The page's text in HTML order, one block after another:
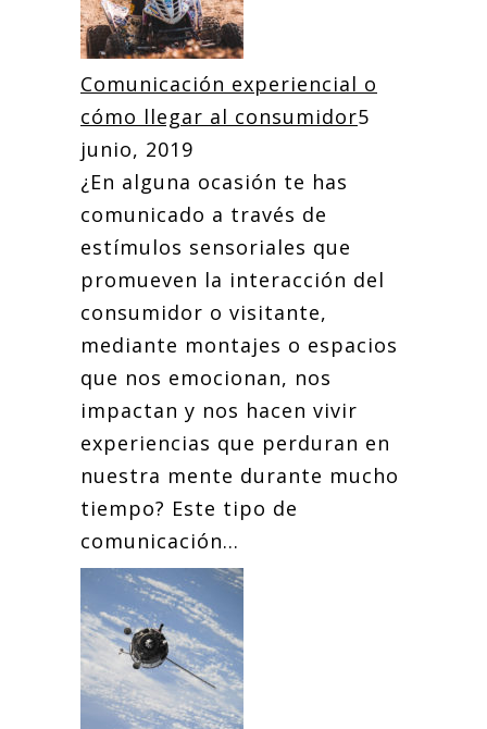
Comunicación experiencial o
cómo llegar al consumidor5
junio, 2019
¿En alguna ocasión te has
comunicado a través de
estímulos sensoriales que
promueven la interacción del
consumidor o visitante,
mediante montajes o espacios
que nos emocionan, nos
impactan y nos hacen vivir
experiencias que perduran en
nuestra mente durante mucho
tiempo? Este tipo de
comunicación...